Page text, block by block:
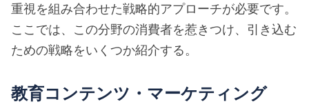
重視を組み合わせた戦略的アプローチが必要です。
ここでは、この分野の消費者を惹きつけ、引き込む
ための戦略をいくつか紹介する。
教育コンテンツ・マーケティング